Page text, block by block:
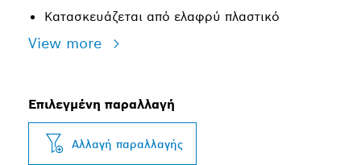
Κατασκευάζεται από ελαφρύ πλαστικό
View more
Επιλεγμένη παραλλαγή
Αλλαγή παραλλαγής